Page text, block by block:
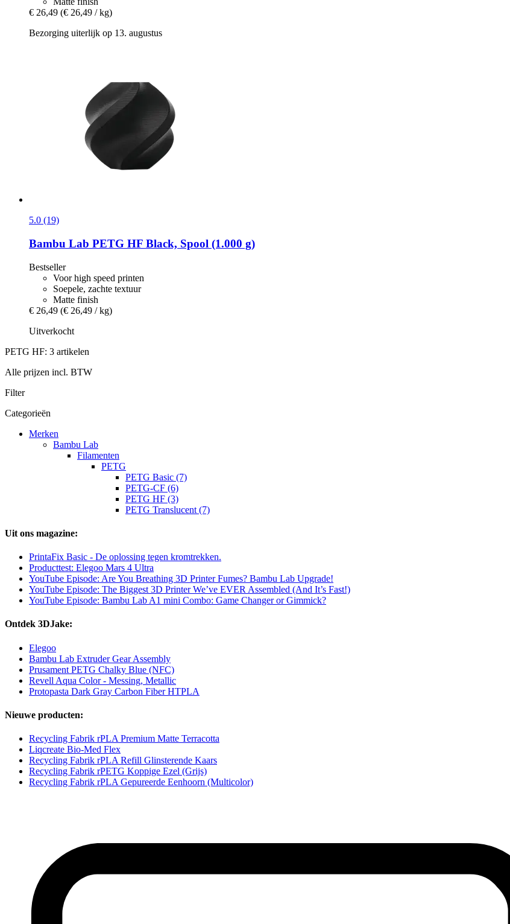
€ 26,49 (€ 26,49 / kg)
Bezorging uiterlijk op 13. augustus
5.0 (19)
Bambu Lab PETG HF Black, Spool (1.000 g)
Bestseller
Voor high speed printen
Soepele, zachte textuur
Matte finish
€ 26,49 (€ 26,49 / kg)
Uitverkocht
PETG HF: 3 artikelen
Alle prijzen incl. BTW
Filter
Categorieën
Merken
Bambu Lab
Filamenten
PETG
PETG Basic (7)
PETG-CF (6)
PETG HF (3)
PETG Translucent (7)
Uit ons magazine:
PrintaFix Basic - De oplossing tegen kromtrekken.
Producttest: Elegoo Mars 4 Ultra
YouTube Episode: Are You Breathing 3D Printer Fumes? Bambu Lab Upgrade!
YouTube Episode: The Biggest 3D Printer We’ve EVER Assembled (And It’s Fast!)
YouTube Episode: Bambu Lab A1 mini Combo: Game Changer or Gimmick?
Ontdek 3DJake:
Elegoo
Bambu Lab Extruder Gear Assembly
Prusament PETG Chalky Blue (NFC)
Revell Aqua Color - Messing, Metallic
Protopasta Dark Gray Carbon Fiber HTPLA
Nieuwe producten:
Recycling Fabrik rPLA Premium Matte Terracotta
Liqcreate Bio-Med Flex
Recycling Fabrik rPLA Refill Glinsterende Kaars
Recycling Fabrik rPETG Koppige Ezel (Grijs)
Recycling Fabrik rPLA Gepureerde Eenhoorn (Multicolor)